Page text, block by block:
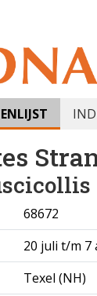
68672
20 juli t/m 7
Texel (NH)